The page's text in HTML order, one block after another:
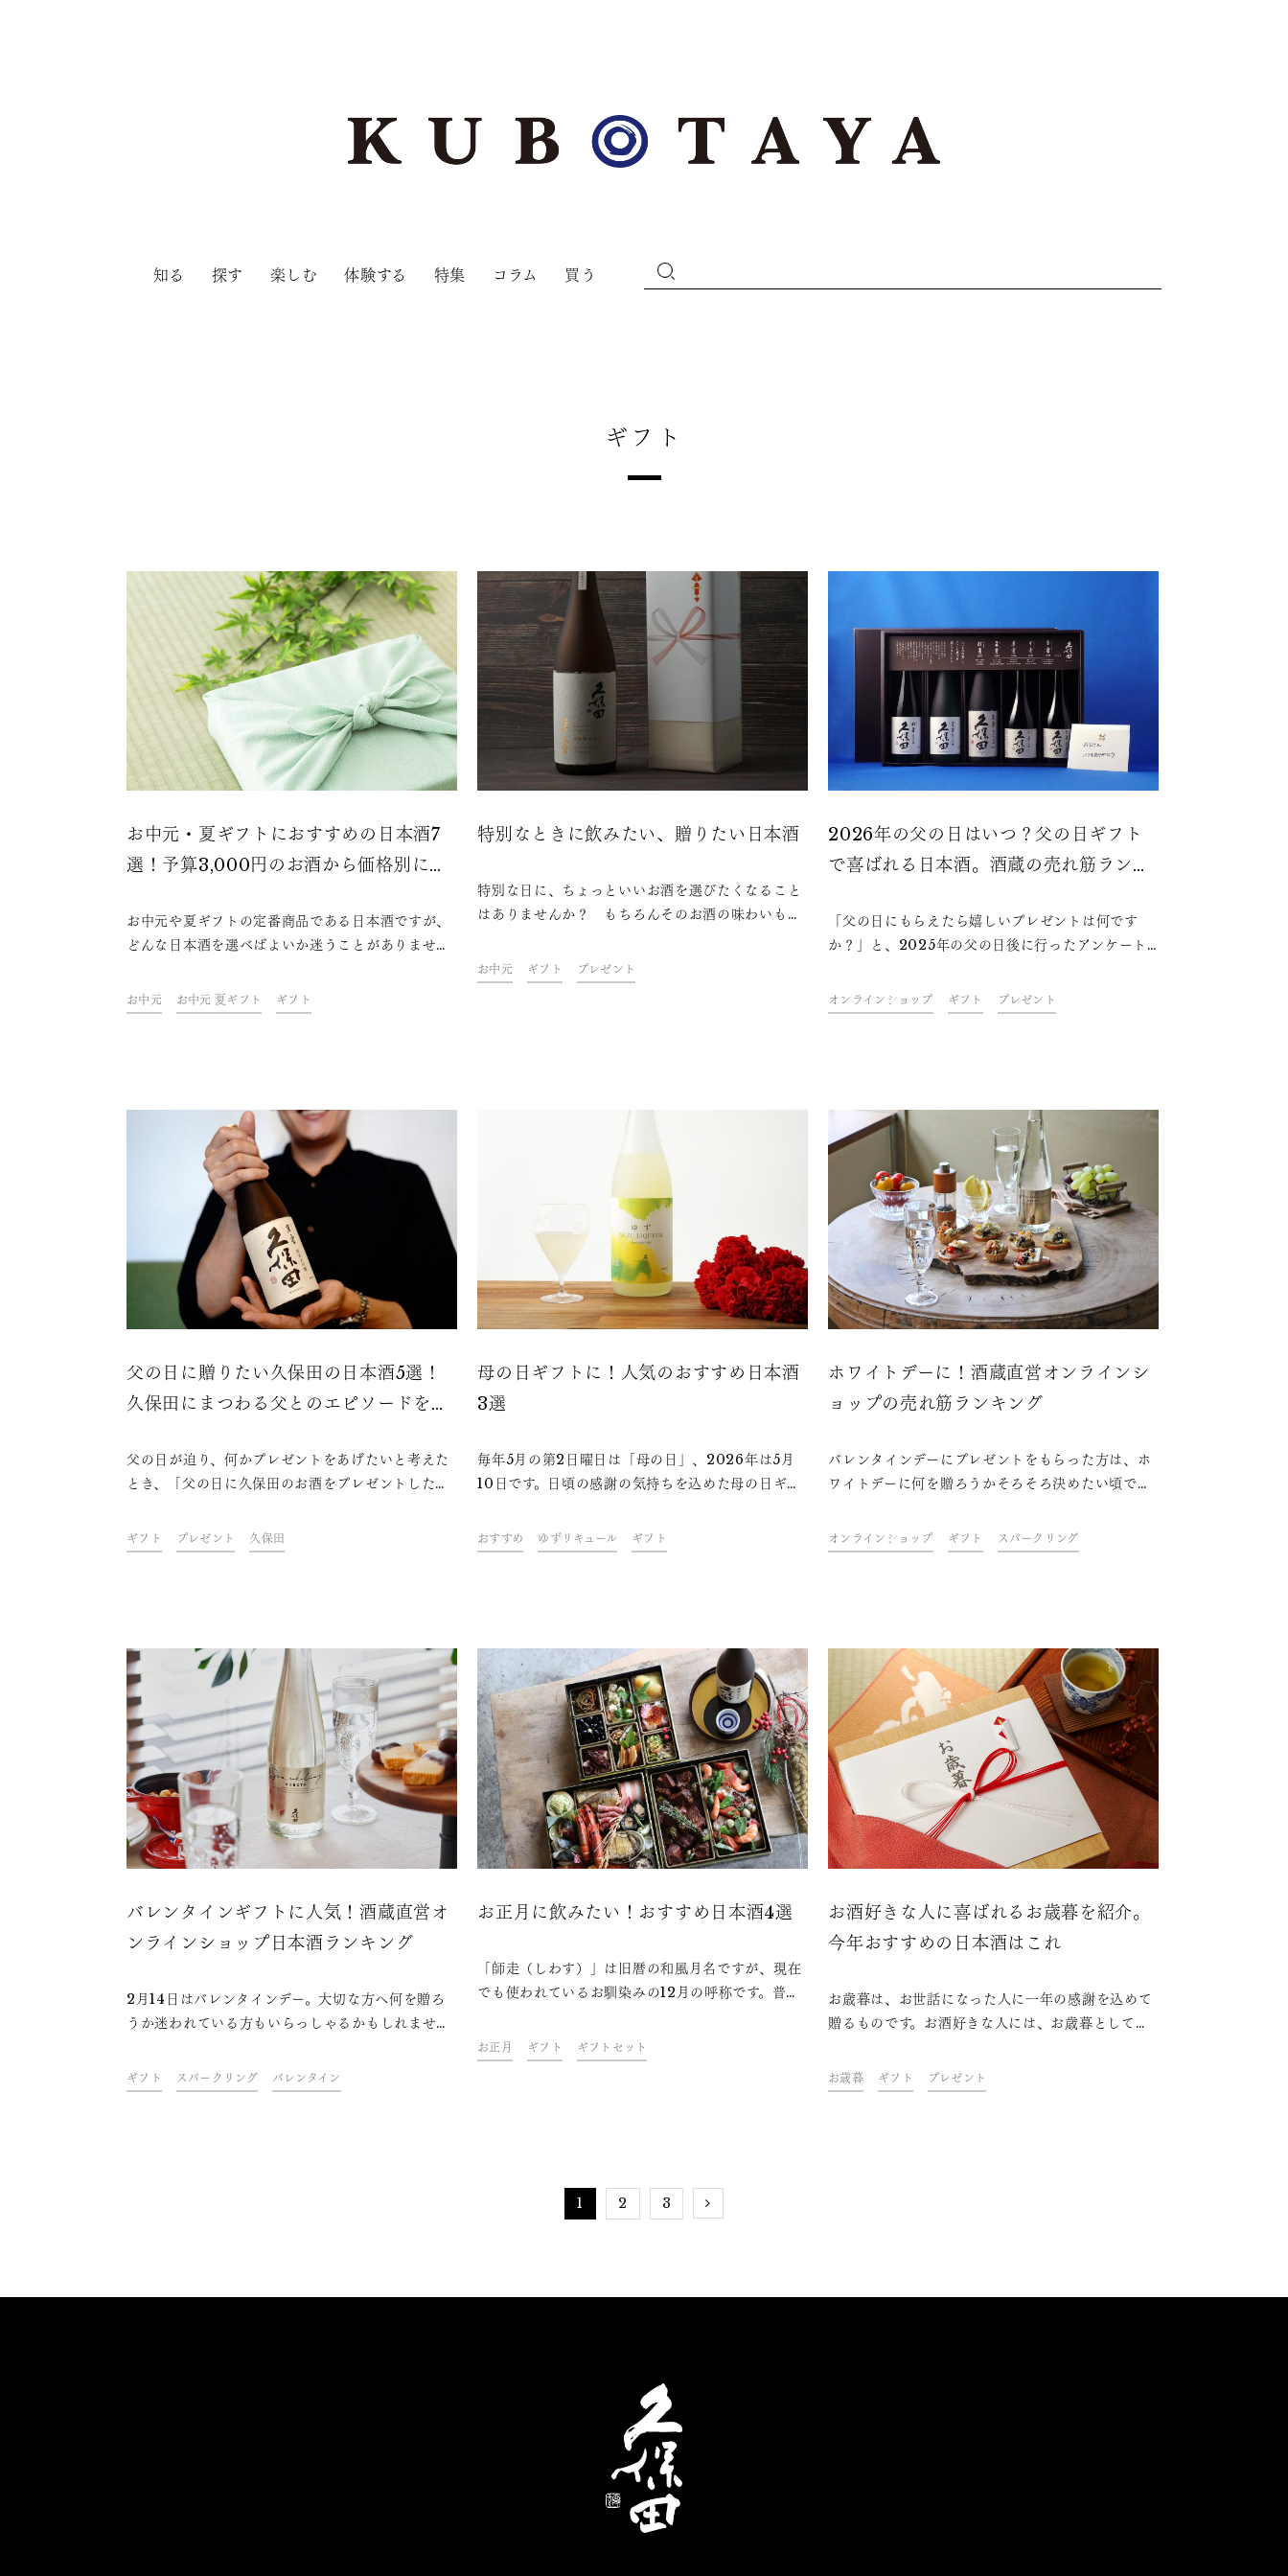
知る 探す 楽しむ 体験する 特集 コラム 買う
ギフト
お中元・夏ギフトにおすすめの日本酒7
選！予算3,000円のお酒から価格別に紹
お中元や夏ギフトの定番商品である日本酒ですが、
どんな日本酒を選べばよいか迷うことがありません
元・夏ギフトとして贈りたいけど、いざ選ぼうとな
るとどれがいいか迷ってしまう方もいるでしょう。
ぶためのヒントの一つとして、ぜひ参考にしてみて
お中元 お中元 夏ギフト ギフト
特別なときに飲みたい、贈りたい日本酒
特別な日に、ちょっといいお酒を選びたくなること
はありませんか？ もちろんそのお酒の味わいも理
を傾ける人に寄り添って、その時間を豊かに彩りな
がら思い出とともに記憶に残る存在です。記憶に残
お中元 ギフト プレゼント
2026年の父の日はいつ？父の日ギフト
で喜ばれる日本酒。酒蔵の売れ筋ランキ
「父の日にもらえたら嬉しいプレゼントは何です
か？」と、2025年の父の日後に行ったアンケート
https://chichinohi.jp/ ）では、第1位は「お
酒・ビール」という結果でした。 朝日酒造オンライ
んの好みを考えながら最適な1本を選ぶためのヒン
トをつかんでいただけるでしょう。
オンラインショップ ギフト プレゼント
父の日に贈りたい久保田の日本酒5選！
久保田にまつわる父とのエピソードをご
父の日が迫り、何かプレゼントをあげたいと考えた
とき、「父の日に久保田のお酒をプレゼントしたい
方もいるのではないでしょうか。そこで、本記事で
は父の日ギフトにおすすめの久保田の日本酒を5つ
の参考にしてみてください。
ギフト プレゼント 久保田
母の日ギフトに！人気のおすすめ日本酒
3選
毎年5月の第2日曜日は「母の日」、2026年は5月
10日です。日頃の感謝の気持ちを込めた母の日ギフ
すめの日本酒を3本紹介します。
おすすめ ゆずリキュール ギフト
ホワイトデーに！酒蔵直営オンラインシ
ョップの売れ筋ランキング
バレンタインデーにプレゼントをもらった方は、ホ
ワイトデーに何を贈ろうかそろそろ決めたい頃で
定番がないので、悩みどころです。プレゼントは相
手が喜ぶものを贈るのが一番なので、お酒好きの女
活を迎える女性へのギフトの参考にもどうぞ。
オンラインショップ ギフト スパークリング
バレンタインギフトに人気！酒蔵直営オ
ンラインショップ日本酒ランキング
2月14日はバレンタインデー。大切な方へ何を贈ろ
うか迷われている方もいらっしゃるかもしれませ
トと一緒に、日本酒をギフトにしてみませんか？朝
日酒造オンラインショップでバレンタインギフトに
ギフト スパークリング バレンタイン
お正月に飲みたい！おすすめ日本酒4選
「師走（しわす）」は旧暦の和風月名ですが、現在
でも使われているお馴染みの12月の呼称です。普段
そんな12月の雰囲気は時代を経ても変わらないもの
かもしれません。ゆっくりと新年を迎えるまであと
お正月 ギフト ギフトセット
お酒好きな人に喜ばれるお歳暮を紹介。
今年おすすめの日本酒はこれ
お歳暮は、お世話になった人に一年の感謝を込めて
贈るものです。お酒好きな人には、お歳暮として日
歳暮の時期やマナーといった基本情報をはじめ、お
歳暮でお酒を選ぶ時のポイントや、おすすめの日本
お歳暮 ギフト プレゼント
1 2 3